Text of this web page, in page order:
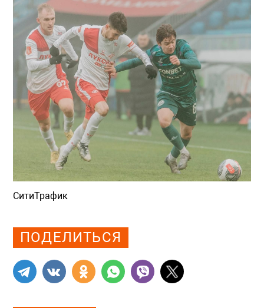
СитиТрафик
ПОДЕЛИТЬСЯ